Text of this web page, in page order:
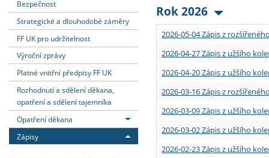
Podpora a benefity pro
Absolventi fakulty
Informace k průběhu
Rigorózní řízení
Granty a projekty
Přijíždějící studenti
Vyjíždějící zaměstnanci
Bezpečnost
Strategické a dlouhodobé záměry
FF UK pro udržitelnost
Výroční zprávy
Platné vnitřní předpisy FF UK
Rozhodnutí a sdělení děkana,
opatření a sdělení tajemníka
Opatření děkana
Zápisy
Rok 2026
2026-05-04 Zápis z
2026-04-27 Zápis z užšího
2026-04-20 Zápis z užšího
2026-03-16 Zápis z
2026-03-09 Zápis z užšího
2026-03-02 Zápis z užšího
2026-02-23 Zápis z užšího